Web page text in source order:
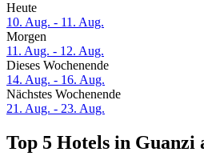
Heute
10. Aug. - 11. Aug.
Morgen
11. Aug. - 12. Aug.
Dieses Wochenende
14. Aug. - 16. Aug.
Nächstes Wochenende
21. Aug. - 23. Aug.
Top 5 Hotels in Guanzi